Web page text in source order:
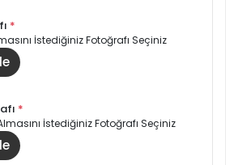
*
İstediğiniz Fotoğrafı Seçiniz
*
İstediğiniz Fotoğrafı Seçiniz